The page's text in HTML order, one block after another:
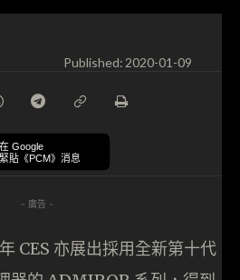
Published:2020-01-09
在 Google
緊貼《PCM》消息
- 廣告 -
CES 亦展出採用全新第十代